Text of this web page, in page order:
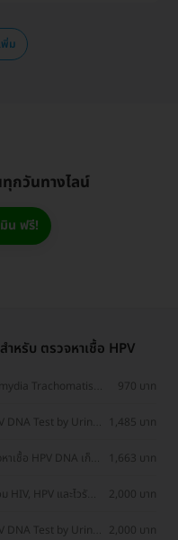
พิ่ม
วันทางไลน์
น ฟรี!
หรับ ตรวจหาเชื้อ HPV
Trachomatis
970 บาท
DNA Test by Urine
1,485 บาท
เชื้อ HPV DNA เก็บ
1,663 บาท
HPV และไวรัส
2,000 บาท
DNA Test by Urine
2,000 บาท